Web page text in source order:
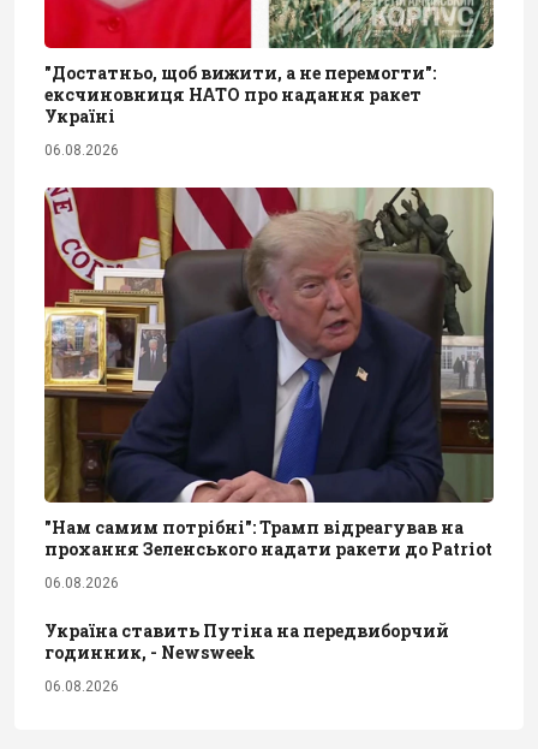
"Достатньо, щоб вижити, а не перемогти":
ексчиновниця НАТО про надання ракет
Україні
06.08.2026
"Нам самим потрібні": Трамп відреагував на
прохання Зеленського надати ракети до Patriot
06.08.2026
Україна ставить Путіна на передвиборчий
годинник, - Newsweek
06.08.2026